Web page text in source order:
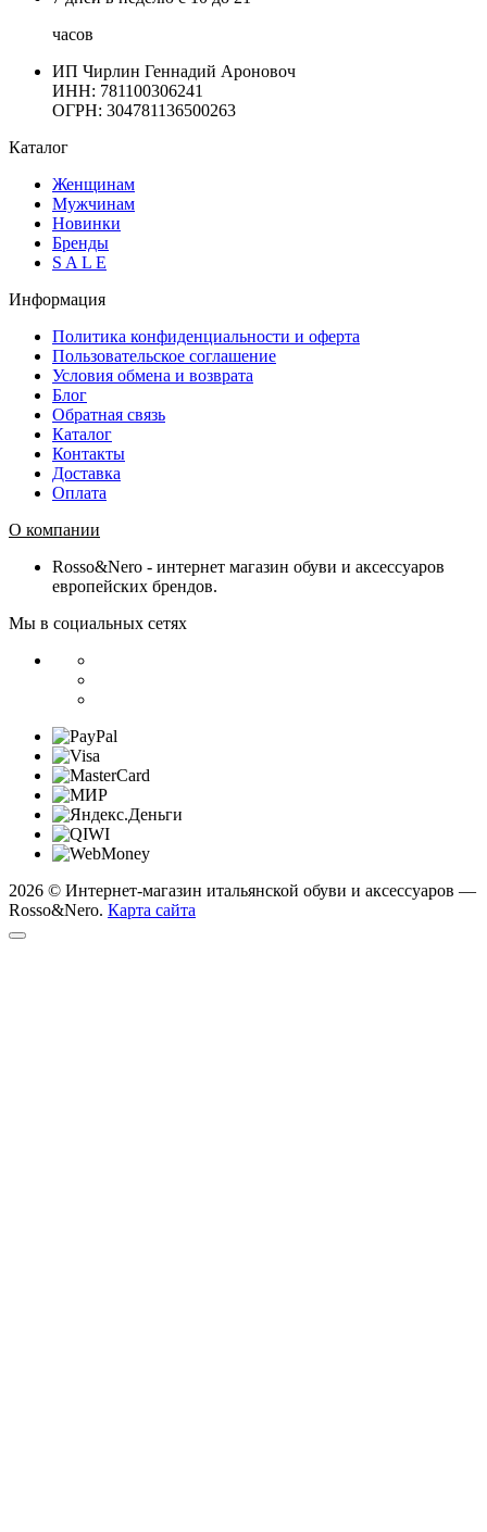
часов
ИП Чирлин Геннадий Ароновоч
ИНН: 781100306241
ОГРН: 304781136500263
Каталог
Женщинам
Мужчинам
Новинки
Бренды
S A L E
Информация
Политика конфиденциальности и оферта
Пользовательское соглашение
Условия обмена и возврата
Блог
Обратная связь
Каталог
Контакты
Доставка
Оплата
О компании
Rosso&Nero - интернет магазин обуви и аксессуаров
европейских брендов.
Мы в социальных сетях
2026 © Интернет-магазин итальянской обуви и аксессуаров —
Rosso&Nero. Карта сайта